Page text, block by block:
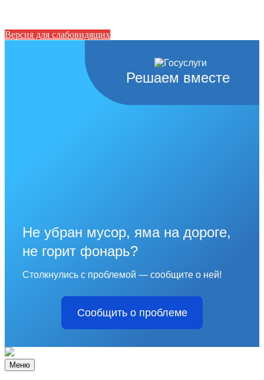
Версия для слабовидящих
Решаем вместе
Не убран мусор, яма на дороге,
не горит фонарь?
Столкнулись с проблемой — сообщите о ней!
Сообщить о проблеме
Меню